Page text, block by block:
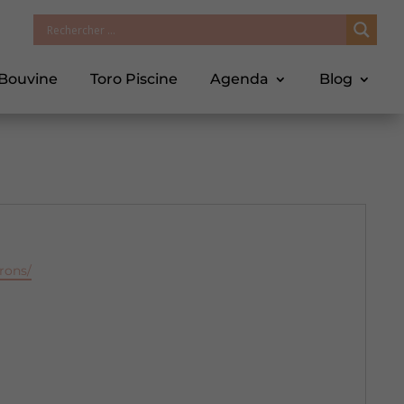
Toro Piscine Agenda Blog